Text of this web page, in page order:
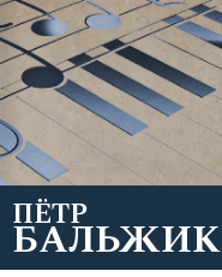
ПЁТР
БАЛЬЖИК